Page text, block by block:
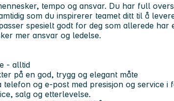
tempo og ansvar. Du har full
som du inspirerer teamet ditt til å
spesielt godt for deg som allerede har
mer ansvar og ledelse.
- alltid
på en god, trygg og elegant måte
og e-post med presisjon og service i
salg og etterlevelse.